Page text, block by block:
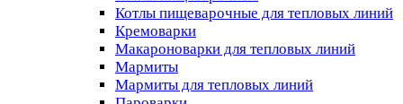
Котлы пищеварочные для тепловых линий
Кремоварки
Макароноварки для тепловых линий
Мармиты
Мармиты для тепловых линий